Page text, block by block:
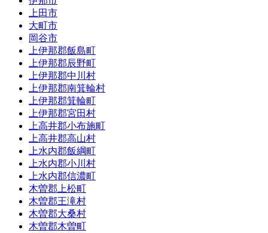
上田市
大町市
岡谷市
上伊那郡飯島町
上伊那郡辰野町
上伊那郡中川村
上伊那郡南箕輪村
上伊那郡箕輪町
上伊那郡宮田村
上高井郡小布施町
上高井郡高山村
上水内郡飯綱町
上水内郡小川村
上水内郡信濃町
木曽郡上松町
木曽郡王滝村
木曽郡大桑村
木曽郡木曽町